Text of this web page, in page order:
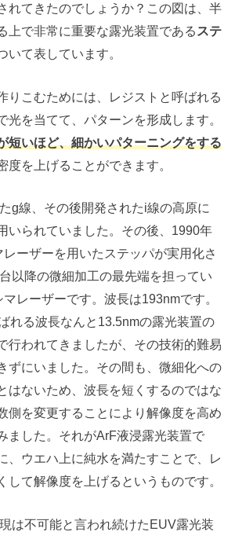
れてきたのでしょうか？この図は、半
上で非常に重要な露光装置である ステ
いて表しています。
りこむためには、レジストと呼ばれる
光を当てて、パターンを形成します。
短いほど、細かいパターニングをする
度を上げることができます。
g線、その後開発されたi線の高原に
いられていました。その後、1990年
ーザーを用いたステッパが実用化さ
以降の微細加工の最先端を担ってい
レーザーです。波長は193nmです。
れる波長なんと13.5nmの露光装置の
行われてきましたが、その技術的難易
ずにいました。その間も、微細化への
はないため、波長を短くするのではな
側を変更することにより解像度を高め
ました。それがArF液浸露光装置で
、ウエハ上に純水を満たすことで、レ
して解像度を上げるというものです。
は不可能と言われ続けたEUV露光装